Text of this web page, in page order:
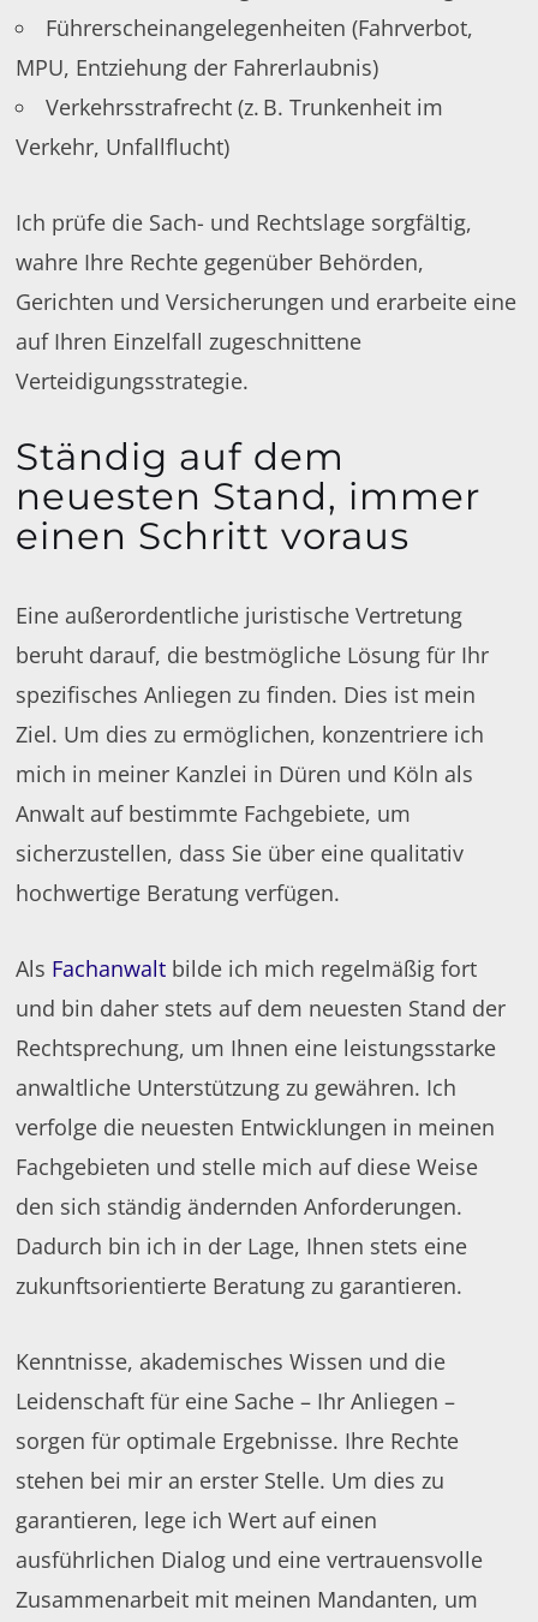
Führerscheinangelegenheiten (Fahrverbot,
MPU, Entziehung der Fahrerlaubnis)
Verkehrsstrafrecht (z. B. Trunkenheit im
Verkehr, Unfallflucht)
Ich prüfe die Sach- und Rechtslage sorgfältig,
wahre Ihre Rechte gegenüber Behörden,
Gerichten und Versicherungen und erarbeite eine
auf Ihren Einzelfall zugeschnittene
Verteidigungsstrategie.
Ständig auf dem
neuesten Stand, immer
einen Schritt voraus
Eine außerordentliche juristische Vertretung
beruht darauf, die bestmögliche Lösung für Ihr
spezifisches Anliegen zu finden. Dies ist mein
Ziel. Um dies zu ermöglichen, konzentriere ich
mich in meiner Kanzlei in Düren und Köln als
Anwalt auf bestimmte Fachgebiete, um
sicherzustellen, dass Sie über eine qualitativ
hochwertige Beratung verfügen.
Als Fachanwalt bilde ich mich regelmäßig fort
und bin daher stets auf dem neuesten Stand der
Rechtsprechung, um Ihnen eine leistungsstarke
anwaltliche Unterstützung zu gewähren. Ich
verfolge die neuesten Entwicklungen in meinen
Fachgebieten und stelle mich auf diese Weise
den sich ständig ändernden Anforderungen.
Dadurch bin ich in der Lage, Ihnen stets eine
zukunftsorientierte Beratung zu garantieren.
Kenntnisse, akademisches Wissen und die
Leidenschaft für eine Sache – Ihr Anliegen –
sorgen für optimale Ergebnisse. Ihre Rechte
stehen bei mir an erster Stelle. Um dies zu
garantieren, lege ich Wert auf einen
ausführlichen Dialog und eine vertrauensvolle
Zusammenarbeit mit meinen Mandanten, um